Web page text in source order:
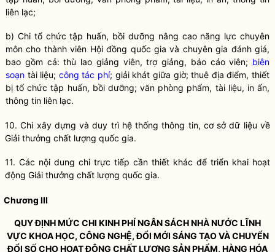
liên lạc;
b) Chi tổ chức tập huấn, bồi dưỡng nâng cao năng lực chuyên
môn cho thành viên Hội đồng quốc gia và chuyên gia đánh giá,
bao gồm cả: thù lao giảng viên, trợ giảng, báo cáo viên; biên
soạn tài liệu; công tác phí; giải khát giữa giờ; thuê địa điểm, thiết
bị tổ chức tập huấn, bồi dưỡng; văn phòng phẩm, tài liệu, in ấn,
thông tin liên lạc.
10. Chi xây dựng và duy trì hệ thống thông tin, cơ sở dữ liệu về
Giải thưởng chất lượng quốc gia.
11. Các nội dung chi trực tiếp cần thiết khác để triển khai hoạt
động Giải thưởng chất lượng quốc gia.
Chương III
QUY ĐỊNH MỨC CHI KINH PHÍ NGÂN SÁCH NHÀ NƯỚC LĨNH
VỰC KHOA HỌC, CÔNG NGHỆ,ĐỔI MỚI SÁNG TẠOVÀ CHUYỂN
ĐỔI SỐ CHO HOẠT ĐỘNG CHẤT LƯỢNG SẢN PHẨM, HÀNG HÓA